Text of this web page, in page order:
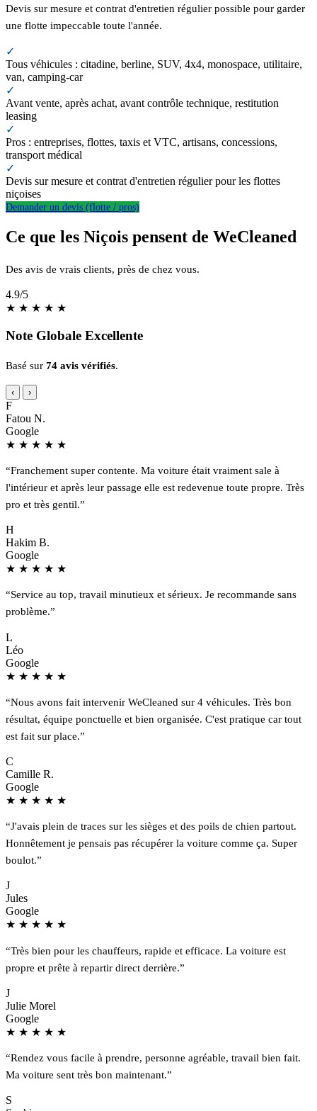
Devis sur mesure et contrat d'entretien régulier possible pour garder
une flotte impeccable toute l'année.
✓
Tous véhicules : citadine, berline, SUV, 4x4, monospace, utilitaire,
van, camping-car
✓
Avant vente, après achat, avant contrôle technique, restitution
leasing
✓
Pros : entreprises, flottes, taxis et VTC, artisans, concessions,
transport médical
✓
Devis sur mesure et contrat d'entretien régulier pour les flottes
niçoises
Demander un devis (flotte / pros)
Ce que les Niçois pensent de WeCleaned
Des avis de vrais clients, près de chez vous.
4.9/5
★ ★ ★ ★ ★
Note Globale Excellente
Basé sur 74 avis vérifiés.
‹ ›
F
Fatou N.
Google
★ ★ ★ ★ ★
“Franchement super contente. Ma voiture était vraiment sale à
l'intérieur et après leur passage elle est redevenue toute propre. Très
pro et très gentil.”
H
Hakim B.
Google
★ ★ ★ ★ ★
“Service au top, travail minutieux et sérieux. Je recommande sans
problème.”
L
Léo
Google
★ ★ ★ ★ ★
“Nous avons fait intervenir WeCleaned sur 4 véhicules. Très bon
résultat, équipe ponctuelle et bien organisée. C'est pratique car tout
est fait sur place.”
C
Camille R.
Google
★ ★ ★ ★ ★
“J'avais plein de traces sur les sièges et des poils de chien partout.
Honnêtement je pensais pas récupérer la voiture comme ça. Super
boulot.”
J
Jules
Google
★ ★ ★ ★ ★
“Très bien pour les chauffeurs, rapide et efficace. La voiture est
propre et prête à repartir direct derrière.”
J
Julie Morel
Google
★ ★ ★ ★ ★
“Rendez vous facile à prendre, personne agréable, travail bien fait.
Ma voiture sent très bon maintenant.”
S